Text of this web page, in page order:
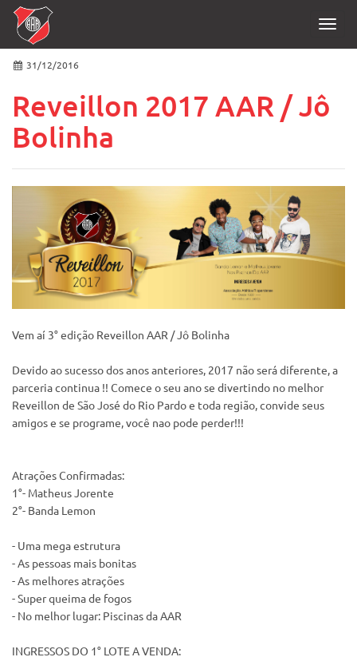
31/12/2016
Reveillon 2017 AAR / Jô
Bolinha
Vem aí 3° edição Reveillon AAR / Jô Bolinha
Devido ao sucesso dos anos anteriores, 2017 não será diferente, a
parceria continua !! Comece o seu ano se divertindo no melhor
Reveillon de São José do Rio Pardo e toda região, convide seus
amigos e se programe, você nao pode perder!!!
Atrações Confirmadas:
1°- Matheus Jorente
2°- Banda Lemon
- Uma mega estrutura
- As pessoas mais bonitas
- As melhores atrações
- Super queima de fogos
- No melhor lugar: Piscinas da AAR
INGRESSOS DO 1° LOTE A VENDA: